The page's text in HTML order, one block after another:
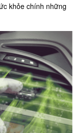
khỏe chính những